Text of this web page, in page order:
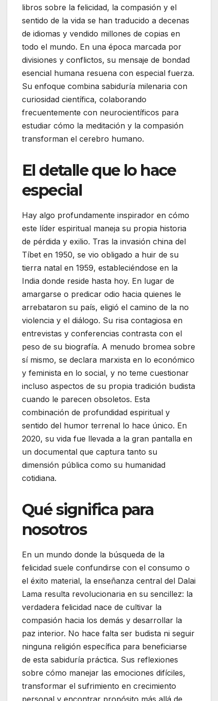
libros sobre la felicidad, la compasión y el
sentido de la vida se han traducido a decenas
de idiomas y vendido millones de copias en
todo el mundo. En una época marcada por
divisiones y conflictos, su mensaje de bondad
esencial humana resuena con especial fuerza.
Su enfoque combina sabiduría milenaria con
curiosidad científica, colaborando
frecuentemente con neurocientíficos para
estudiar cómo la meditación y la compasión
transforman el cerebro humano.
El detalle que lo hace
especial
Hay algo profundamente inspirador en cómo
este líder espiritual maneja su propia historia
de pérdida y exilio. Tras la invasión china del
Tíbet en 1950, se vio obligado a huir de su
tierra natal en 1959, estableciéndose en la
India donde reside hasta hoy. En lugar de
amargarse o predicar odio hacia quienes le
arrebataron su país, eligió el camino de la no
violencia y el diálogo. Su risa contagiosa en
entrevistas y conferencias contrasta con el
peso de su biografía. A menudo bromea sobre
sí mismo, se declara marxista en lo económico
y feminista en lo social, y no teme cuestionar
incluso aspectos de su propia tradición budista
cuando le parecen obsoletos. Esta
combinación de profundidad espiritual y
sentido del humor terrenal lo hace único. En
2020, su vida fue llevada a la gran pantalla en
un documental que captura tanto su
dimensión pública como su humanidad
cotidiana.
Qué significa para
nosotros
En un mundo donde la búsqueda de la
felicidad suele confundirse con el consumo o
el éxito material, la enseñanza central del Dalai
Lama resulta revolucionaria en su sencillez: la
verdadera felicidad nace de cultivar la
compasión hacia los demás y desarrollar la
paz interior. No hace falta ser budista ni seguir
ninguna religión específica para beneficiarse
de esta sabiduría práctica. Sus reflexiones
sobre cómo manejar las emociones difíciles,
transformar el sufrimiento en crecimiento
personal y encontrar propósito más allá de